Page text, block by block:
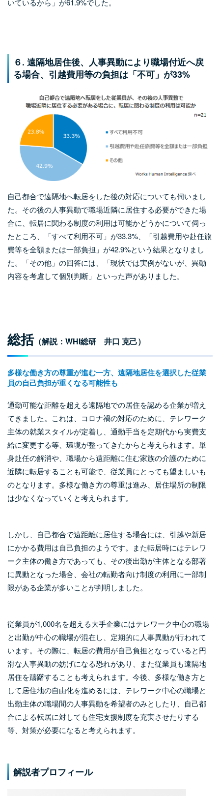
いているから」が61.9%でした。
６. 遠隔地居住後、人事異動により職場付近へ戻
る場合、引越費用等の負担は「不可」が33%
自己都合で遠隔地へ転居をした後の対応についても伺いまし
た。その後の人事異動で職場近隣に居住する必要ができた場
合に、転居に関わる制度の利用は可能かどうかについて伺っ
たところ、「すべて利用不可」が33.3%、「引越費用や赴任旅
費等を全額または一部負担」が42.9%という結果となりまし
た。「その他」の回答には、「現状では実例がないが、異動
内容を考慮して個別判断」といった声がありました。
総括（解説：WHI総研 井口 克己）
多様な働き方の尊重が進む一方、遠隔地居住を選択した従業
員の自己負担が重くなる可能性も
通勤可能な距離を超える遠隔地での居住を認める企業が増え
てきました。これは、コロナ禍の対応のために、テレワーク
主体の就業スタイルが定着し、通勤手当を定期代から実費支
給に変更する等、環境が整ってきたからと考えられます。単
身赴任の解消や、職場から遠距離に住む家族の介護のために
近隣に転居することも可能で、従業員にとっても望ましいも
のとなります。多様な働き方の尊重は進み、居住場所の制限
は少なくなっていくと考えられます。
しかし、自己都合で遠距離に居住する場合には、引越や新居
にかかる費用は自己負担のようです。また転居時にはテレワ
ーク主体の働き方であっても、その後出勤が主体となる部署
に異動となった場合、会社の転勤者向け制度の利用に一部制
限がある企業が多いことが判明しました。
従業員が1,000名を超える大手企業にはテレワーク中心の職場
と出勤が中心の職場が混在し、定期的に人事異動が行われて
います。その際に、転居の費用が自己負担となっていると円
滑な人事異動の妨げになる恐れがあり、また従業員も遠隔地
居住を躊躇することも考えられます。今後、多様な働き方と
して居住地の自由化を進めるには、テレワーク中心の職場と
出勤主体の職場間の人事異動を希望者のみとしたり、自己都
合による転居に対しても住宅支援制度を充実させたりする
等、対策が必要になると考えられます。
解説者プロフィール